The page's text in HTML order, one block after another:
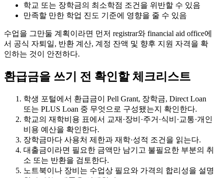
학교 또는 장학금의 최소학점 조건을 위반할 수 있음
만족할 만한 학업 진도 기준에 영향을 줄 수 있음
수업을 그만둘 계획이라면 먼저 registrar와 financial aid office에
서 공식 자퇴일, 반환 계산, 계정 잔액 및 향후 지원 자격을 확
인하는 것이 안전하다.
환급금을 쓰기 전 확인할 체크리스트
학생 포털에서 환급금이 Pell Grant, 장학금, Direct Loan
또는 PLUS Loan 중 무엇으로 구성됐는지 확인한다.
학교의 재학비용 표에서 교재·장비·주거·식비·교통·개인
비용 예산을 확인한다.
장학금마다 사용처 제한과 재학·성적 조건을 읽는다.
대출금이라면 필요한 금액만 남기고 불필요한 부분의 취
소 또는 반환을 검토한다.
노트북이나 장비는 수업상 필요와 가격의 합리성을 설명